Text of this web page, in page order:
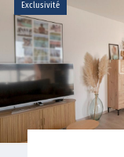
Exclusivité